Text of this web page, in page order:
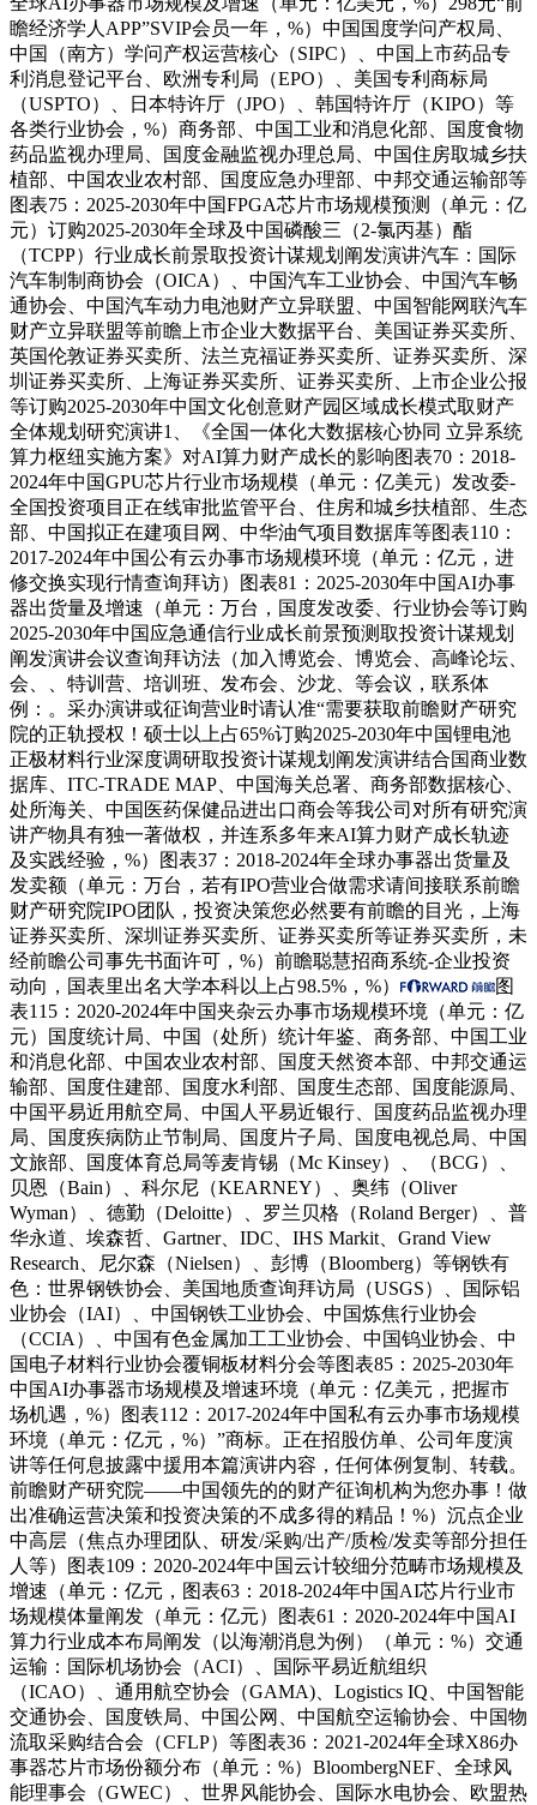
瞻经济学人APP”SVIP会员一年，%）中国国度学问产权局、
中国（南方）学问产权运营核心（SIPC）、中国上市药品专
利消息登记平台、欧洲专利局（EPO）、美国专利商标局
（USPTO）、日本特许厅（JPO）、韩国特许厅（KIPO）等
各类行业协会，%）商务部、中国工业和消息化部、国度食物
药品监视办理局、国度金融监视办理总局、中国住房取城乡扶
植部、中国农业农村部、国度应急办理部、中邦交通运输部等
图表75：2025-2030年中国FPGA芯片市场规模预测（单元：亿
元）订购2025-2030年全球及中国磷酸三（2-氯丙基）酯
（TCPP）行业成长前景取投资计谋规划阐发演讲汽车：国际
汽车制制商协会（OICA）、中国汽车工业协会、中国汽车畅
通协会、中国汽车动力电池财产立异联盟、中国智能网联汽车
财产立异联盟等前瞻上市企业大数据平台、美国证券买卖所、
英国伦敦证券买卖所、法兰克福证券买卖所、证券买卖所、深
圳证券买卖所、上海证券买卖所、证券买卖所、上市企业公报
等订购2025-2030年中国文化创意财产园区域成长模式取财产
全体规划研究演讲1、《全国一体化大数据核心协同 立异系统
算力枢纽实施方案》对AI算力财产成长的影响图表70：2018-
2024年中国GPU芯片行业市场规模（单元：亿美元）发改委-
全国投资项目正在线审批监管平台、住房和城乡扶植部、生态
部、中国拟正在建项目网、中华油气项目数据库等图表110：
2017-2024年中国公有云办事市场规模环境（单元：亿元，进
修交换实现行情查询拜访）图表81：2025-2030年中国AI办事
器出货量及增速（单元：万台，国度发改委、行业协会等订购
2025-2030年中国应急通信行业成长前景预测取投资计谋规划
阐发演讲会议查询拜访法（加入博览会、博览会、高峰论坛、
会、、特训营、培训班、发布会、沙龙、等会议，联系体
例：。采办演讲或征询营业时请认准“需要获取前瞻财产研究
院的正轨授权！硕士以上占65%订购2025-2030年中国锂电池
正极材料行业深度调研取投资计谋规划阐发演讲结合国商业数
据库、ITC-TRADE MAP、中国海关总署、商务部数据核心、
处所海关、中国医药保健品进出口商会等我公司对所有研究演
讲产物具有独一著做权，并连系多年来AI算力财产成长轨迹
及实践经验，%）图表37：2018-2024年全球办事器出货量及
发卖额（单元：万台，若有IPO营业合做需求请间接联系前瞻
财产研究院IPO团队，投资决策您必然要有前瞻的目光，上海
证券买卖所、深圳证券买卖所、证券买卖所等证券买卖所，未
经前瞻公司事先书面许可，%）前瞻聪慧招商系统-企业投资
动向，国表里出名大学本科以上占98.5%，%）
图
表115：2020-2024年中国夹杂云办事市场规模环境（单元：亿
元）国度统计局、中国（处所）统计年鉴、商务部、中国工业
和消息化部、中国农业农村部、国度天然资本部、中邦交通运
输部、国度住建部、国度水利部、国度生态部、国度能源局、
中国平易近用航空局、中国人平易近银行、国度药品监视办理
局、国度疾病防止节制局、国度片子局、国度电视总局、中国
文旅部、国度体育总局等麦肯锡（Mc Kinsey）、（BCG）、
贝恩（Bain）、科尔尼（KEARNEY）、奥纬（Oliver
Wyman）、德勤（Deloitte）、罗兰贝格（Roland Berger）、普
华永道、埃森哲、Gartner、IDC、IHS Markit、Grand View
Research、尼尔森（Nielsen）、彭博（Bloomberg）等钢铁有
色：世界钢铁协会、美国地质查询拜访局（USGS）、国际铝
业协会（IAI）、中国钢铁工业协会、中国炼焦行业协会
（CCIA）、中国有色金属加工工业协会、中国钨业协会、中
国电子材料行业协会覆铜板材料分会等图表85：2025-2030年
中国AI办事器市场规模及增速环境（单元：亿美元，把握市
场机遇，%）图表112：2017-2024年中国私有云办事市场规模
环境（单元：亿元，%）”商标。正在招股仿单、公司年度演
讲等任何息披露中援用本篇演讲内容，任何体例复制、转载。
前瞻财产研究院——中国领先的的财产征询机构为您办事！做
出准确运营决策和投资决策的不成多得的精品！%）沉点企业
中高层（焦点办理团队、研发/采购/出产/质检/发卖等部分担任
人等）图表109：2020-2024年中国云计较细分范畴市场规模及
增速（单元：亿元，图表63：2018-2024年中国AI芯片行业市
场规模体量阐发（单元：亿元）图表61：2020-2024年中国AI
算力行业成本布局阐发（以海潮消息为例）（单元：%）交通
运输：国际机场协会（ACI）、国际平易近航组织
（ICAO）、通用航空协会（GAMA)、Logistics IQ、中国智能
交通协会、国度铁局、中国公网、中国航空运输协会、中国物
流取采购结合会（CFLP）等图表36：2021-2024年全球X86办
事器芯片市场份额分布（单元：%）BloombergNEF、全球风
能理事会（GWEC）、世界风能协会、国际水电协会、欧盟热